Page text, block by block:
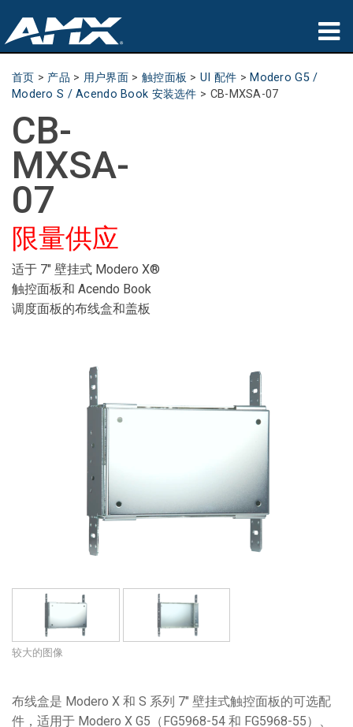
产品
Partners
哪里购买
培训
支持
公司简介
首页 > 产品 > 用户界面 > 触控面板 > UI 配件 > Modero G5 /
Modero S / Acendo Book 安装选件 > CB-MXSA-07
CB-
MXSA-
07
限量供应
适于 7" 壁挂式 Modero X®
触控面板和 Acendo Book
调度面板的布线盒和盖板
较大的图像
布线盒是 Modero X 和 S 系列 7" 壁挂式触控面板的可选配
件，适用于 Modero X G5（FG5968-54 和 FG5968-55）、